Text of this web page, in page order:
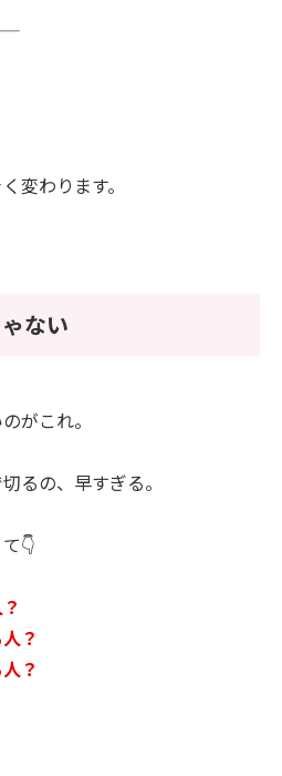
変わります。
ない
がこれ。
るの、早すぎる。
👇
？
？